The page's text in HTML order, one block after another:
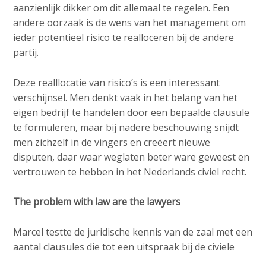
aanzienlijk dikker om dit allemaal te regelen. Een
andere oorzaak is de wens van het management om
ieder potentieel risico te realloceren bij de andere
partij.
Deze realllocatie van risico’s is een interessant
verschijnsel. Men denkt vaak in het belang van het
eigen bedrijf te handelen door een bepaalde clausule
te formuleren, maar bij nadere beschouwing snijdt
men zichzelf in de vingers en creëert nieuwe
disputen, daar waar weglaten beter ware geweest en
vertrouwen te hebben in het Nederlands civiel recht.
The problem with law are the lawyers
Marcel testte de juridische kennis van de zaal met een
aantal clausules die tot een uitspraak bij de civiele